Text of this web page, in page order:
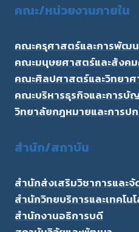
คณะ/หน่วยงานภายใน
คณะครุศาสตร์และการพัฒ
คณะมนุษยศาสตร์และสังค
คณะศิลปศาสตร์และวิทยา
คณะบริหารธุรกิจและการบั
วิทยาลัยกฎหมายและการป
สำนัก/สถาบัน
สำนักส่งเสริมวิชาการและ
สำนักวิทยบริการและเทคโน
สำนักงานอธิการบดี